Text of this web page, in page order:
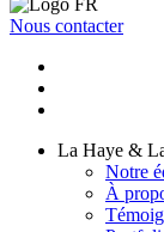
Nous contacter
La Haye &
Notre
À